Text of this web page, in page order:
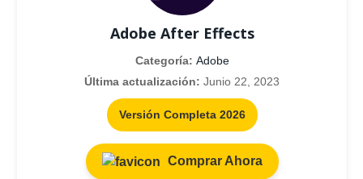
Adobe After Effects
Categoría: Adobe
Última actualización: Junio 22, 2023
Versión Completa 2026
Comprar Ahora